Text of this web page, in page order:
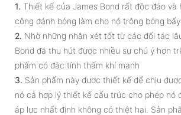
1. Thiết kế của James Bond rất độc đáo và
công đánh bóng làm cho nó trông bóng
2. Nhờ những nhận xét tốt từ các đối tác
Bond đã thu hút được nhiều sự chú ý hơn
phẩm có đặc tính thấm khí mạnh
3. Sản phẩm này được thiết kế để chịu
nó cả hợp lý thiết kế cấu trúc cho phép nó
áp lực nhất định không có thiệt hại. Sản